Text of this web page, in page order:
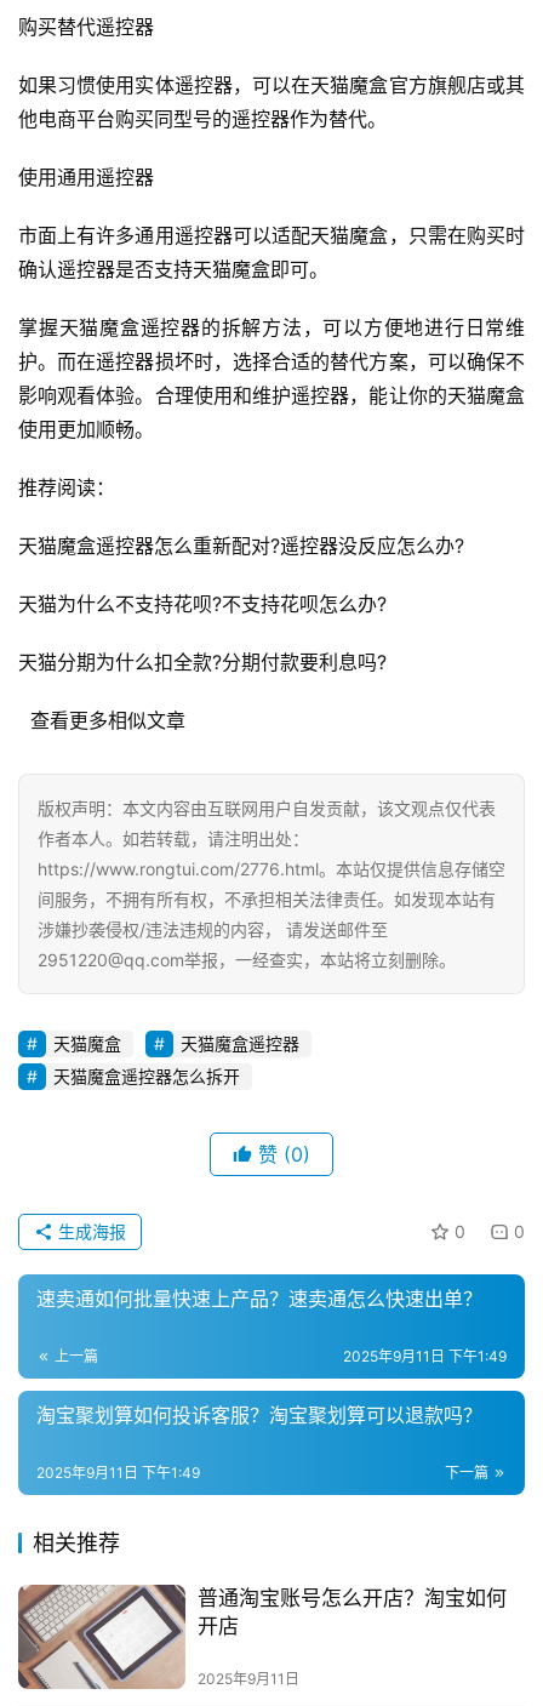
页
自
媒
G
E
O
化
A
观
商
直
播
带
货
流
推
广
社
群
问
社
区
购买替代遥控器
如果习惯使用实体遥控器，可以在天猫魔盒官方旗舰店或其
他电商平台购买同型号的遥控器作为替代。
使用通用遥控器
市面上有许多通用遥控器可以适配天猫魔盒，只需在购买时
确认遥控器是否支持天猫魔盒即可。
掌握天猫魔盒遥控器的拆解方法，可以方便地进行日常维
护。而在遥控器损坏时，选择合适的替代方案，可以确保不
影响观看体验。合理使用和维护遥控器，能让你的天猫魔盒
使用更加顺畅。
推荐阅读：
天猫魔盒遥控器怎么重新配对?遥控器没反应怎么办?
天猫为什么不支持花呗?不支持花呗怎么办?
天猫分期为什么扣全款?分期付款要利息吗?
  查看更多相似文章
版权声明：本文内容由互联网用户自发贡献，该文观点仅代表
作者本人。如若转载，请注明出处：
https://www.rongtui.com/2776.html。本站仅提供信息存储空
间服务，不拥有所有权，不承担相关法律责任。如发现本站有
涉嫌抄袭侵权/违法违规的内容， 请发送邮件至
2951220@qq.com举报，一经查实，本站将立刻删除。
天猫魔盒
天猫魔盒遥控器
天猫魔盒遥控器怎么拆开
赞 (0)
0 0
生成海报
速卖通如何批量快速上产品？速卖通怎么快速出单？
上一篇 2025年9月11日 下午1:49
淘宝聚划算如何投诉客服？淘宝聚划算可以退款吗？
下一篇
2025年9月11日 下午1:49
相关推荐
普通淘宝账号怎么开店？淘宝如何
开店
2025年9月11日